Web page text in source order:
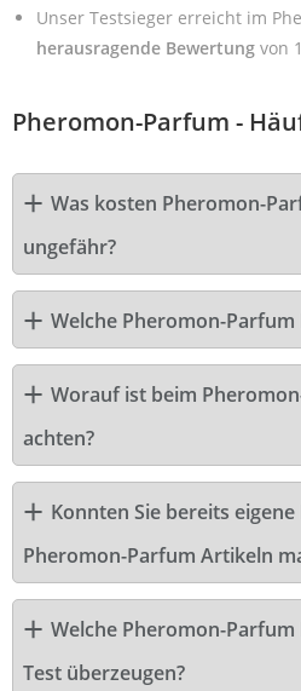
Unser Testsieger erreicht im
herausragende Bewertung von
Pheromon-Parfum -
Was kosten Pheromon-
ungefähr?
Welche Pheromon-
Worauf ist beim
achten?
Konnten Sie bereits
Pheromon-Parfum Artikeln
Welche Pheromon-
Test überzeugen?